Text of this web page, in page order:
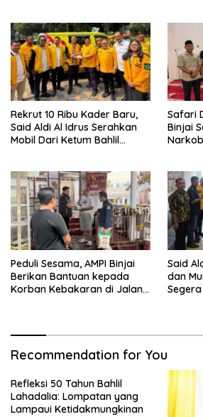
Rekrut 10 Ribu Kader Baru,
Said Aldi Al Idrus Serahkan
Mobil Dari Ketum Bahlil
Safari
Binjai
Peduli Sesama, AMPI Binjai
Berikan Bantuan kepada
Korban Kebakaran di Jalan
Said
dan
Recommendation for You
Refleksi 50 Tahun Bahlil
Lahadalia: Lompatan yang
Lampaui Ketidakmungkinan